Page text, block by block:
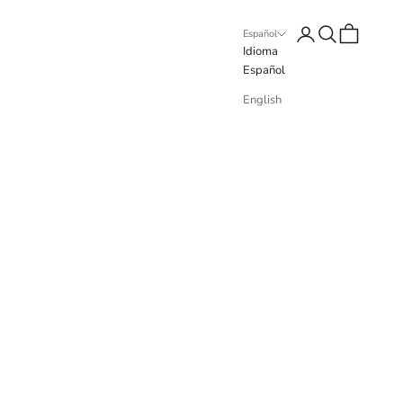
Español
Idioma
Español
English
Iniciar sesión
Buscar
Cesta